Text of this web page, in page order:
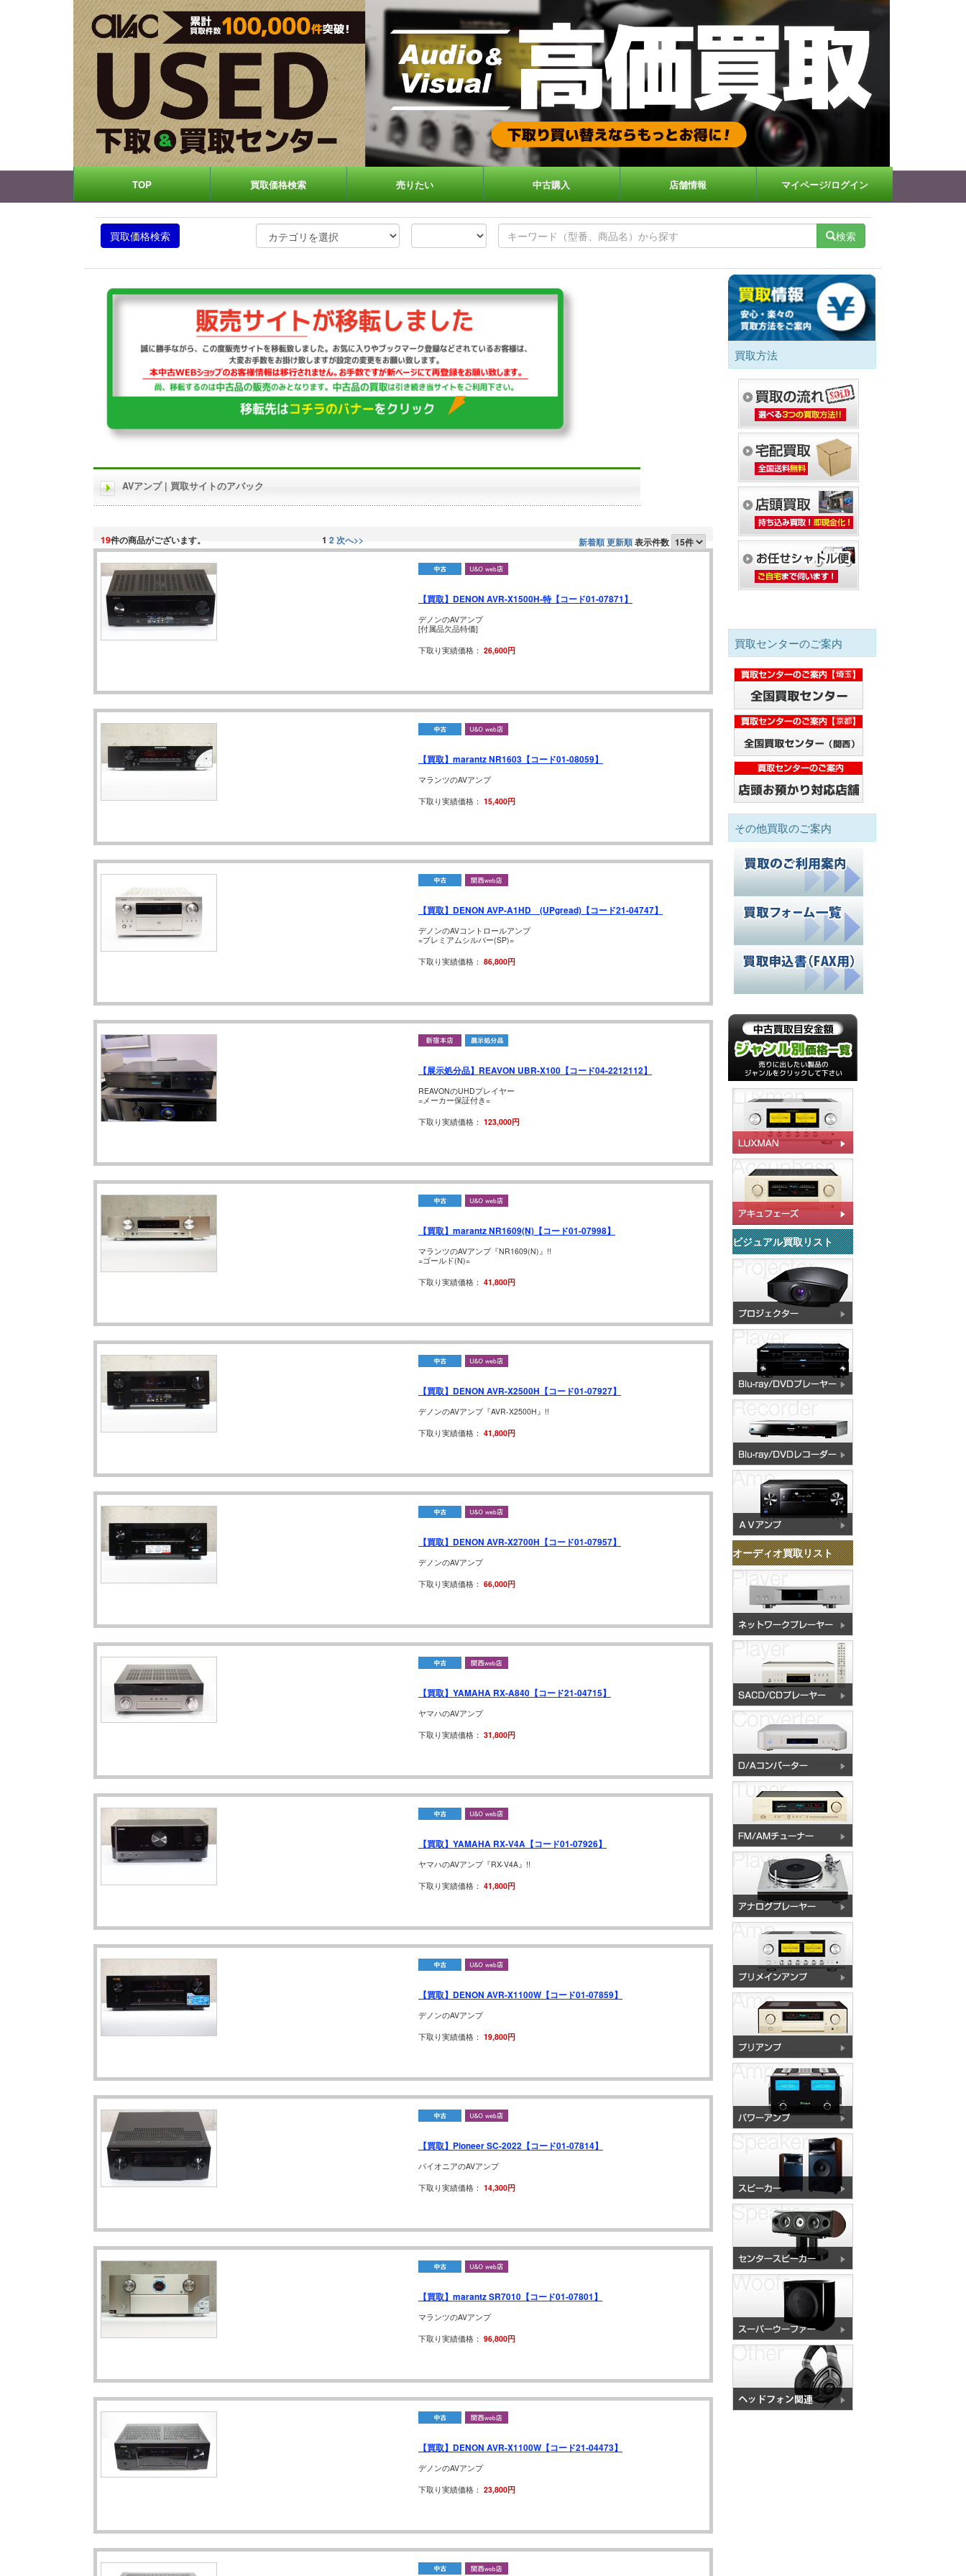
TOP 買取価格検索 売りたい 中古購入 店舗情報 マイページ/ログイン
買取価格検索 検索
AVアンプ | 買取サイトのアバック
19件の商品がございます。 1 2次へ>> 新着順更新順表示件数
【買取】DENON AVR-X1500H-特【コード01-07871】
デノンのAVアンプ
[付属品欠品特価]
下取り実績価格： 26,600円
【買取】marantz NR1603【コード01-08059】
マランツのAVアンプ
下取り実績価格： 15,400円
【買取】DENON AVP-A1HD (UPgread)【コード21-04747】
デノンのAVコントロールアンプ
=プレミアムシルバー(SP)=
下取り実績価格： 86,800円
【展示処分品】REAVON UBR-X100【コード04-2212112】
REAVONのUHDプレイヤー
=メーカー保証付き=
下取り実績価格： 123,000円
【買取】marantz NR1609(N)【コード01-07998】
マランツのAVアンプ『NR1609(N)』!!
=ゴールド(N)=
下取り実績価格： 41,800円
【買取】DENON AVR-X2500H【コード01-07927】
デノンのAVアンプ『AVR-X2500H』!!
下取り実績価格： 41,800円
【買取】DENON AVR-X2700H【コード01-07957】
デノンのAVアンプ
下取り実績価格： 66,000円
【買取】YAMAHA RX-A840【コード21-04715】
ヤマハのAVアンプ
下取り実績価格： 31,800円
【買取】YAMAHA RX-V4A【コード01-07926】
ヤマハのAVアンプ『RX-V4A』!!
下取り実績価格： 41,800円
【買取】DENON AVR-X1100W【コード01-07859】
デノンのAVアンプ
下取り実績価格： 19,800円
【買取】Pioneer SC-2022【コード01-07814】
パイオニアのAVアンプ
下取り実績価格： 14,300円
【買取】marantz SR7010【コード01-07801】
マランツのAVアンプ
下取り実績価格： 96,800円
【買取】DENON AVR-X1100W【コード21-04473】
デノンのAVアンプ
下取り実績価格： 23,800円
買取方法
買取センターのご案内
その他買取のご案内
ビジュアル買取リスト
オーディオ買取リスト